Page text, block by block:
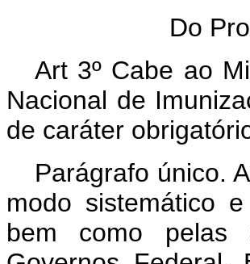
Do
Art 3º Cabe ao
Nacional de
de caráter
Parágrafo único.
modo sistemático
bem como pelas